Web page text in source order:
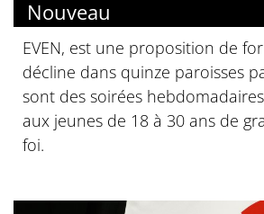
Nouveau
EVEN, est une proposition de
décline dans quinze paroisses
sont des soirées
aux jeunes de 18 à 30 ans de
foi.